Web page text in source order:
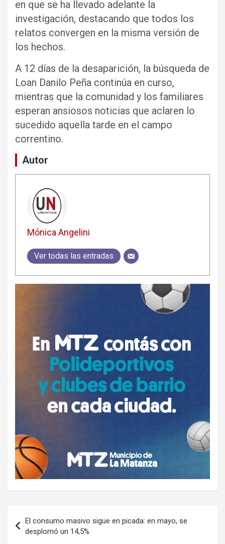
en que se ha llevado adelante la
investigación, destacando que todos los
relatos convergen en la misma versión de
los hechos.
A 12 días de la desaparición, la búsqueda de
Loan Danilo Peña continúa en curso,
mientras que la comunidad y los familiares
esperan ansiosos noticias que aclaren lo
sucedido aquella tarde en el campo
correntino.
Autor
Mónica Angelini
Ver todas las entradas
de
El consumo masivo sigue en picada: en mayo, se
desplomó un 14,5%